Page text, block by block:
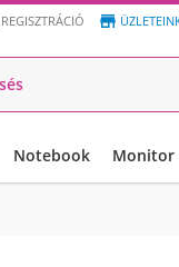

REGISZTRÁCIÓ
Notebook Monitor